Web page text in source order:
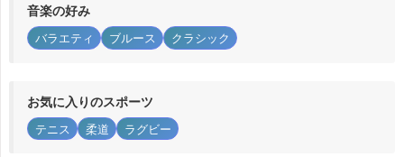
音楽の好み
バラエティ ブルース クラシック
お気に入りのスポーツ
テニス 柔道 ラグビー